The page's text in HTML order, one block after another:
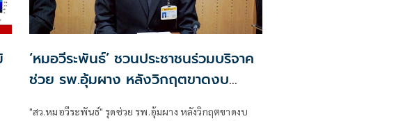
‘หมอวีระพันธ์’ ชวนประชาชนร่วมบริจาค
ช่วย รพ.อุ้มผาง หลังวิกฤตขาดงบ
"สว.หมอวีระพันธ์" รุดช่วย รพ.อุ้มผาง หลังวิกฤตขาดงบ